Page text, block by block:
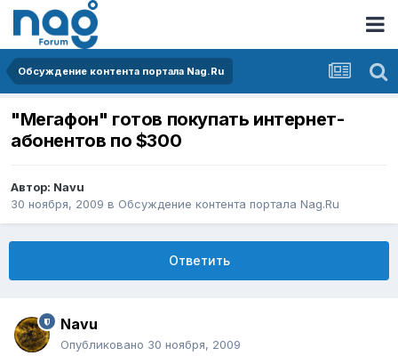
Обсуждение контента портала Nag.Ru
"Мегафон" готов покупать интернет-
абонентов по $300
Автор: Navu
30 ноября, 2009 в Обсуждение контента портала Nag.Ru
Ответить
Navu
Опубликовано 30 ноября, 2009